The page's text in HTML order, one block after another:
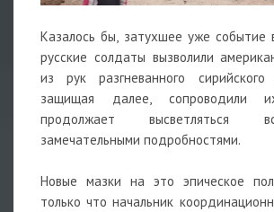
Казалось бы, затухшее уже событие
русские солдаты вызволили
из рук разгневанного сирийского
защищая далее, сопроводили
продолжает высветляться
замечательными подробностями.
Новые мазки на это эпическое
только что начальник